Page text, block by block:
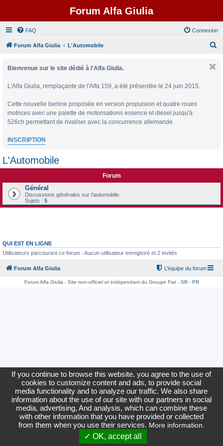
Forum Alfa Giulia
FAQ Connexion
Forum Alfa Giulia L'Automobile
Bienvenue sur le site dédié à l'Alfa Giulia.
L'Alfa Giulia, remplaçante de l'Alfa 159, a été présentée le 24 juin 2015.
Cette nouvelle berline proposée en version propulsion et quatre roues
motrices avec une palette de motorisations essence et diesel jusqu'à
526ch permettant de rivaliser avec la concurrence allemande.
INSCRIPTION
L'Automobile
Forum
Général
Discussions générales sur l'automobile.
Sujets : 5
QUI EST EN LIGNE
Utilisateurs parcourant ce forum : Aucun utilisateur enregistré et 2 invités
Forum Alfa Giulia L’équipe du forum
Forum Alfa Giulia - Site non-officiel et indépendant du Groupe Fiat - SR- PR
If you continue to browse this website, you agree to the use of
cookies to customize content and ads, to provide social
media functionality and to analyze our traffic. We also share
information about the use of our site with our partners in social
media, advertising, And analysis, which can combine these
with other information that you have provided or collected
from them when you use their services. More information.
✓ OK, accept all